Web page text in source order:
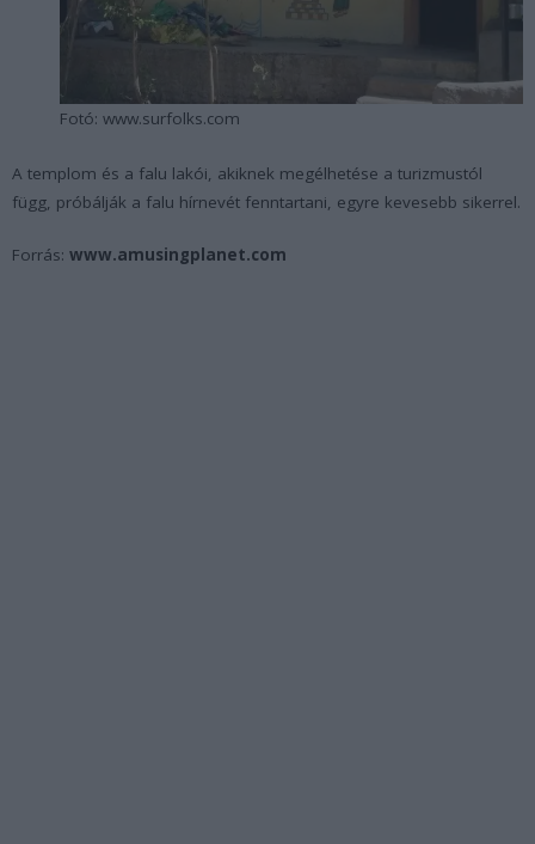
Fotó: www.surfolks.com
A templom és a falu lakói, akiknek megélhetése a turizmustól
függ, próbálják a falu hírnevét fenntartani, egyre kevesebb sikerrel.
Forrás: www.amusingplanet.com